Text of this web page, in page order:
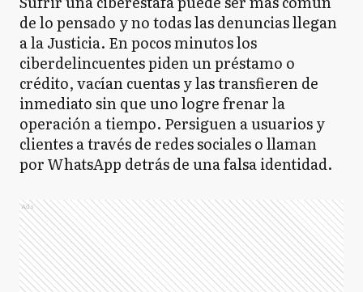
de lo pensado y no todas las denuncias llegan
a la Justicia. En pocos minutos los
ciberdelincuentes piden un préstamo o
crédito, vacían cuentas y las transfieren de
inmediato sin que uno logre frenar la
operación a tiempo. Persiguen a usuarios y
clientes a través de redes sociales o llaman
por WhatsApp detrás de una falsa identidad.
Ads